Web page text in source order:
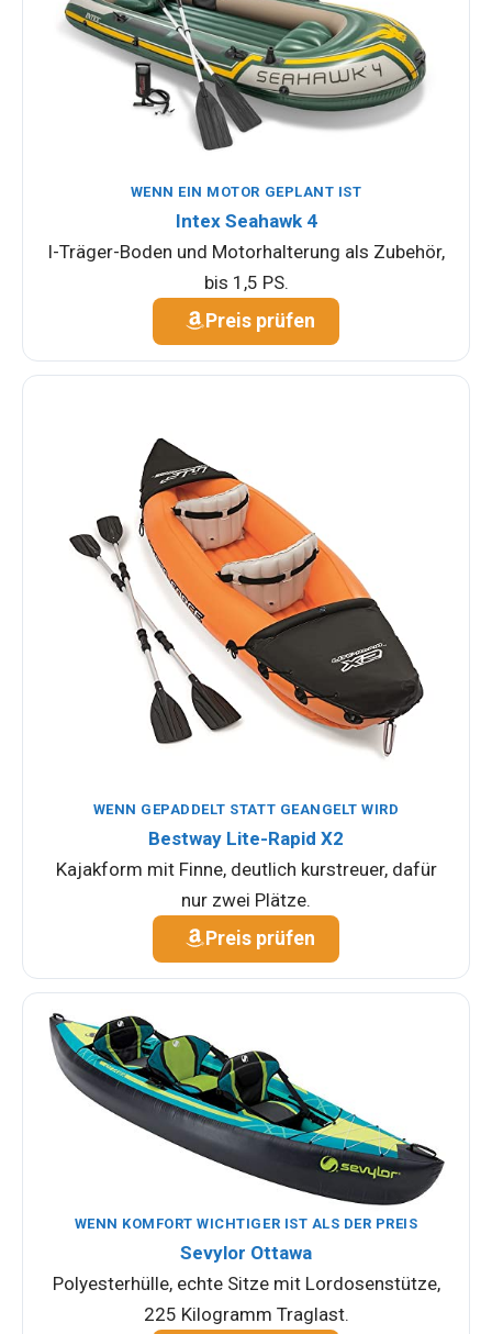
WENN EIN MOTOR GEPLANT IST
Intex Seahawk 4
I-Träger-Boden und Motorhalterung als Zubehör,
bis 1,5 PS.
Preis prüfen
WENN GEPADDELT STATT GEANGELT WIRD
Bestway Lite-Rapid X2
Kajakform mit Finne, deutlich kurstreuer, dafür
nur zwei Plätze.
Preis prüfen
WENN KOMFORT WICHTIGER IST ALS DER PREIS
Sevylor Ottawa
Polyesterhülle, echte Sitze mit Lordosenstütze,
225 Kilogramm Traglast.